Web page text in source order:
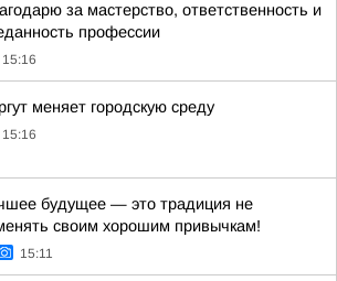
за мастерство, ответственность и
профессии
15:16
меняет городскую среду
15:16
будущее — это традиция не
своим хорошим привычкам!
15:11